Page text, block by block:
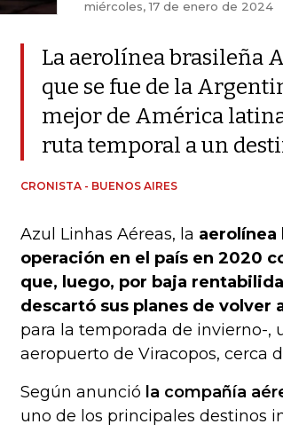
miércoles, 17 de enero de 2024
La aerolínea brasileña
que se fue de la
mejor de América
ruta temporal a un
CRONISTA - BUENOS AIRES
Azul Linhas Aéreas, la
operación en el país en 2020
que, luego, por baja
descartó sus planes de volver
para la temporada de invierno-,
aeropuerto de Viracopos, cerca
Según anunció la compañía
uno de los principales destinos